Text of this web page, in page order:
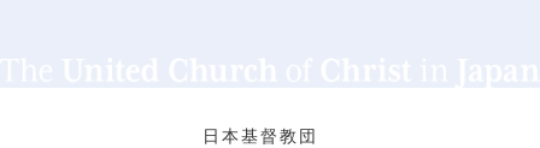
日本基督教団